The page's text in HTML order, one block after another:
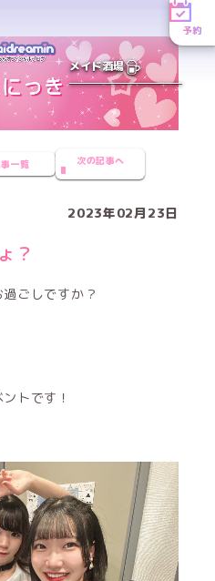
予約
メイド酒場
一覧 次の記事へ
2023年02月23日
？
ごしですか？
トです！